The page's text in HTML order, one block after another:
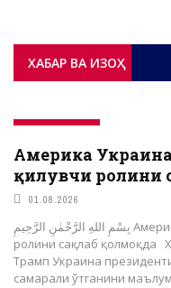
ХАБАР ВА ИЗОҲ
ХАБАР ВА ИЗОҲ
Америка
қилувчи ролини
01.08.2026
بِسْمِ اللهِ الرَّحْمٰنِ الرَّحِيمِ Америка Украина можаросидаги ҳал қилувчи
ролини сақлаб қолмоқда
Трамп Украина
самарали ўтганини